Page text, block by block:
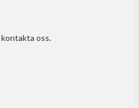
kontakta oss.